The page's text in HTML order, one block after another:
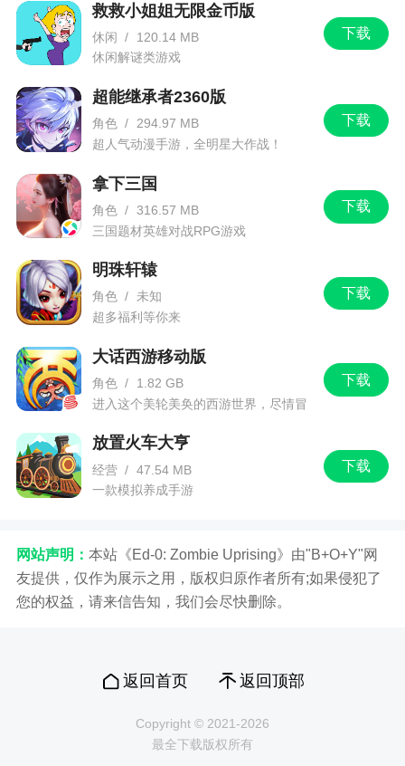
灵活的双手一起来进行操作，左右手各控制三键，
分工明确，不会错位。如果确实是手残党玩家但是
又非常想过关的话，不妨叫上你的朋友，一起协作
完成，别有一番乐趣。
游戏特色
1、社交互动元素：除了单人模式外，节奏大师
还提供了多人对战、排位赛等多种社交玩法，可以
2、节奏大师有海量的关卡等你来挑战，完成每
一个挑战都能获得大量的奖励和积分
3、钻石货币系统全线上架，多元消费爽歪歪
4、不同的任务给你的感受也会有所不同，全力
的完成所有任务能提升综合技术水平
5、对局体验升级，感受更加对战乐趣
6、在游戏中，您可以边听歌边，享受音乐的魅
小编评价
1、游戏方式以传统下落式音符玩法的为核心玩
玩家体验到演奏音乐的乐趣
2、它不仅让我们能够享受极致的音乐体验，还
能够在游戏中不断地挑战自我，提高并磨练自己的
下载
救救小姐姐无限金币版
休闲 /
120.14 MB
休闲解谜类游戏
下载
超能继承者2360版
角色 / 294.97 MB
超人气动漫手游，全明星大作战！
下载
拿下三国
角色 / 316.57 MB
三国题材英雄对战RPG游戏
下载
明珠轩辕
角色 / 未知
超多福利等你来
下载
大话西游移动版
角色 /
1.82 GB
进入这个美轮美奂的西游世界，尽情冒
下载
放置火车大亨
经营 / 47.54 MB
一款模拟养成手游
网站声明： 本站《Ed-0: Zombie Uprising》由"B+O+Y"网
友提供，仅作为展示之用，版权归原作者所有;如果侵犯了
您的权益，请来信告知，我们会尽快删除。
返回首页 返回顶部
Copyright © 2021-2026
最全下载版权所有